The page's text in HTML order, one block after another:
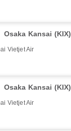
Osaka Kansai (KIX)
Vietjet Air
Osaka Kansai (KIX)
Vietjet Air